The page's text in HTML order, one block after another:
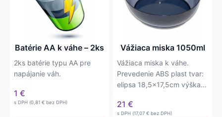
Batérie AA k váhe – 2ks
2ks batérie typu AA pre
napájanie váh.
1 €
s DPH (0,81 € bez DPH)
Vážiaca miska 1050ml
Vážiaca miska k váhe.
Prevedenie ABS plast tvar:
elipsa 18,5×17,5cm výška
1050ml
21 €
s DPH (17,07 € bez DPH)